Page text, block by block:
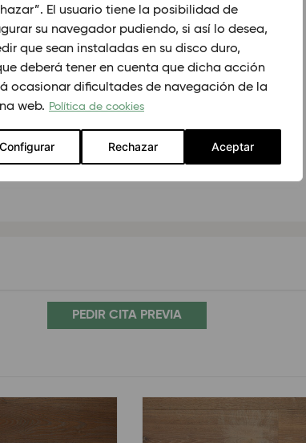
El usuario tiene la posibilidad de
su navegador pudiendo, si así lo desea,
que sean instaladas en su disco duro,
deberá tener en cuenta que dicha acción
ocasionar dificultades de navegación de la
web. Política de cookies
Configurar Rechazar Aceptar
PEDIR CITA PREVIA